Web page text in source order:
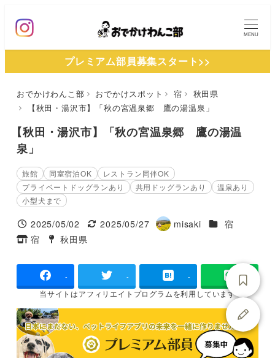
ン
MENU
プレミアム部員募集スタート>>
おでかけわんこ部 おでかけスポット 宿
秋田県
【秋田・湯沢市】「秋の宮温泉郷 鷹の湯温泉」
【秋田・湯沢市】「秋の宮温泉郷 鷹の湯温
泉」
旅館 同室宿泊OK
レストラン同伴OK
プライベートドッグランあり
共用ドッグランあり
温泉あり
小型犬まで
投稿日
2025/05/02
更新日
2025/05/27
著
misaki 施設ジャンル
宿
タグ
宿
タグ
秋田県
- - -
当サイトはアフィリエイトプログラムを利用しています